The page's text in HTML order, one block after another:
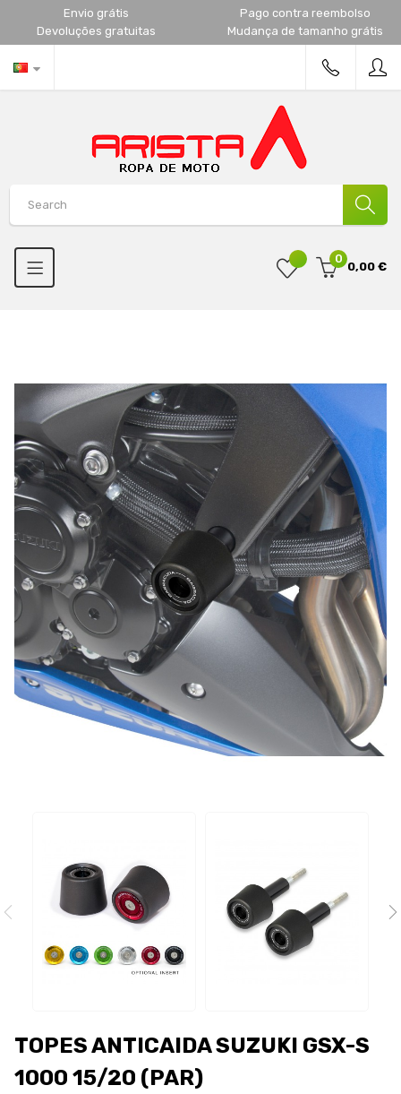
Envio grátis
Pago contra reembolso
Devoluções gratuitas
Mudança de tamanho grátis
0
0,00 €
TOPES ANTICAIDA SUZUKI GSX-S
1000 15/20 (PAR)